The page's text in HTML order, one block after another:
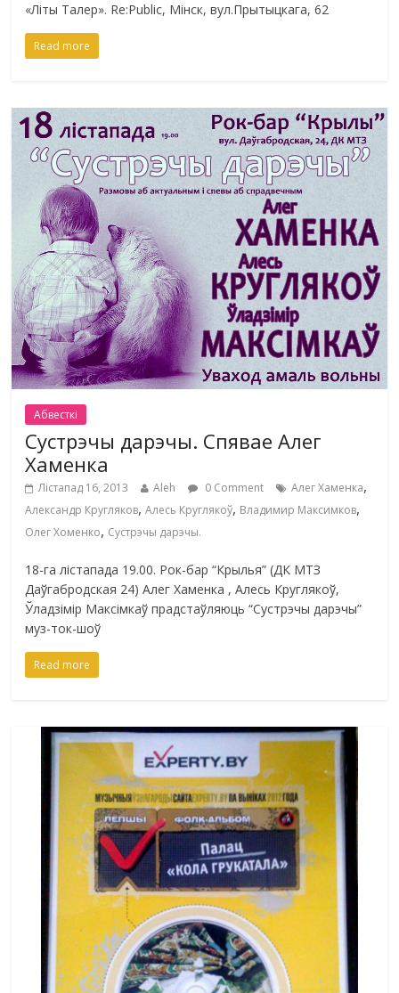
«Літы Талер». Re:Public, Мінск, вул.Прытыцкага, 62
Read more
Абвесткі
Сустрэчы дарэчы. Спявае Алег
Хаменка
Лістапад 16, 2013 Aleh 0 Comment Алег Хаменка,
Александр Кругляков,Алесь Круглякоў, Владимир Максимков,
Олег Хоменко, Сустрэчы дарэчы.
18-га лістапада 19.00. Рок-бар “Крылья” (ДК МТЗ
Даўгабродская 24) Алег Хаменка , Алесь Круглякоў,
Ўладзімір Максімкаў прадстаўляюць “Сустрэчы дарэчы”
муз-ток-шоў
Read more